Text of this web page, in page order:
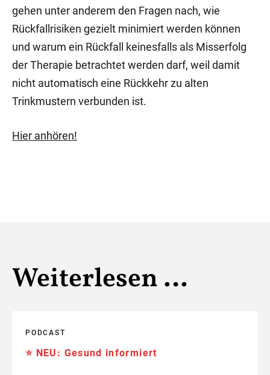
gehen unter anderem den Fragen nach, wie
Rückfallrisiken gezielt minimiert werden können
und warum ein Rückfall keinesfalls als Misserfolg
der Therapie betrachtet werden darf, weil damit
nicht automatisch eine Rückkehr zu alten
Trinkmustern verbunden ist.
Hier anhören!
Weiterlesen …
PODCAST
⭐️ NEU: Gesund informiert